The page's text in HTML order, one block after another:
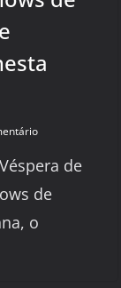
de
de
o